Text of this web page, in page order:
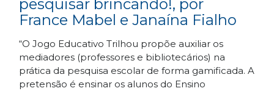
pesquisar brincando!, por
France Mabel e Janaína Fialho
“O Jogo Educativo Trilhou propõe auxiliar os
mediadores (professores e bibliotecários) na
prática da pesquisa escolar de forma gamificada. A
pretensão é ensinar os alunos do Ensino